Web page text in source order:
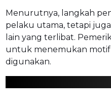
Menurutnya, langkah
pelaku utama, tetapi
lain yang terlibat.
untuk menemukan motif
digunakan.